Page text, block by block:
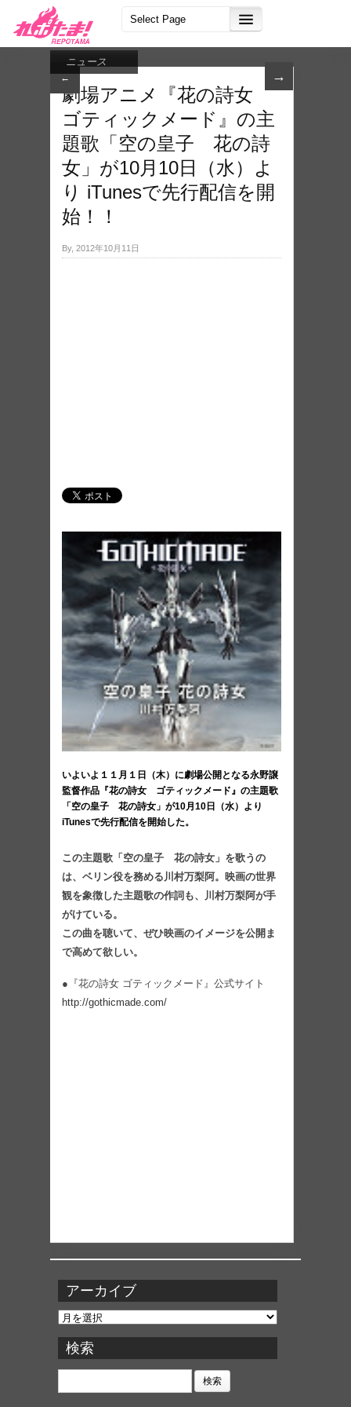
← →
ニュース
劇場アニメ『花の詩女
ゴティックメード』の主
題歌「空の皇子 花の詩
女」が10月10日（水）よ
り iTunesで先行配信を開
始！！
By, 2012年10月11日
いよいよ１１月１日（木）に劇場公開となる永野譲
監督作品『花の詩女 ゴティックメード』の主題歌
「空の皇子 花の詩女」が10月10日（水）より
iTunesで先行配信を開始した。
この主題歌「空の皇子 花の詩女」を歌うの
は、ベリン役を務める川村万梨阿。映画の世界
観を象徴した主題歌の作詞も、川村万梨阿が手
がけている。
この曲を聴いて、ぜひ映画のイメージを公開ま
で高めて欲しい。
●『花の詩女 ゴティックメード』公式サイト
http://gothicmade.com/
アーカイブ
ア
カ
イ
ブ
検索
検